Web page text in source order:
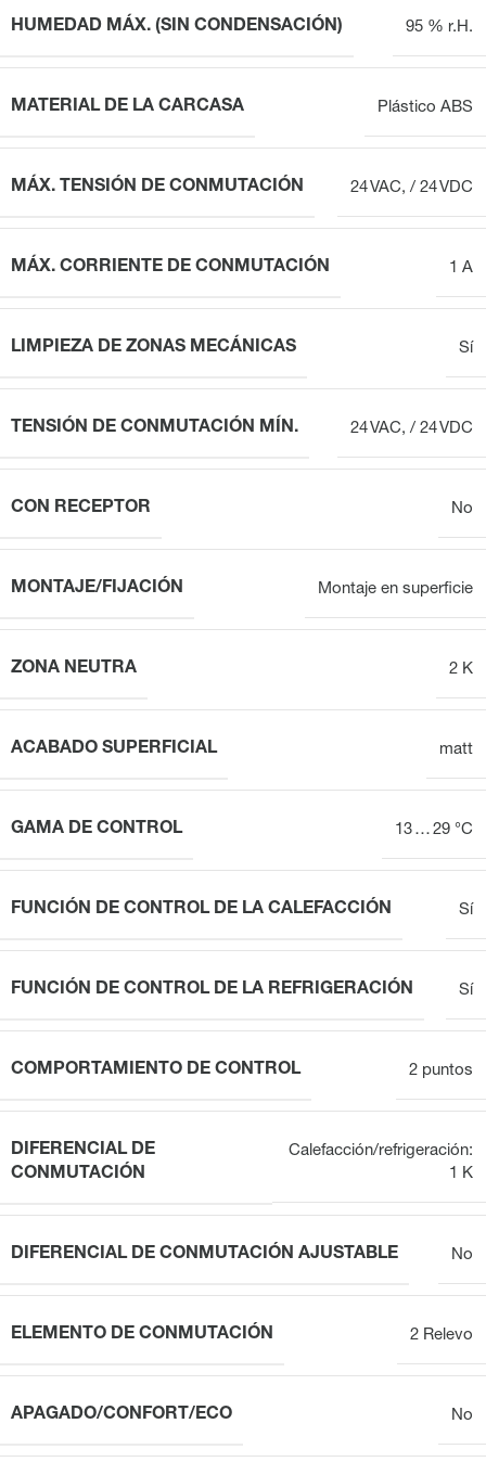
HUMEDAD MÁX. (SIN CONDENSACIÓN) 95 % r.H.
MATERIAL DE LA CARCASA Plástico ABS
MÁX. TENSIÓN DE CONMUTACIÓN 24 VAC, / 24 VDC
MÁX. CORRIENTE DE CONMUTACIÓN 1 A
LIMPIEZA DE ZONAS MECÁNICAS Sí
TENSIÓN DE CONMUTACIÓN MÍN. 24 VAC, / 24 VDC
CON RECEPTOR No
MONTAJE/FIJACIÓN Montaje en superficie
ZONA NEUTRA 2 K
ACABADO SUPERFICIAL matt
GAMA DE CONTROL 13 … 29 °C
FUNCIÓN DE CONTROL DE LA CALEFACCIÓN Sí
FUNCIÓN DE CONTROL DE LA REFRIGERACIÓN Sí
COMPORTAMIENTO DE CONTROL 2 puntos
DIFERENCIAL DE
CONMUTACIÓN
Calefacción/refrigeración:
1 K
DIFERENCIAL DE CONMUTACIÓN AJUSTABLE No
ELEMENTO DE CONMUTACIÓN 2 Relevo
APAGADO/CONFORT/ECO No